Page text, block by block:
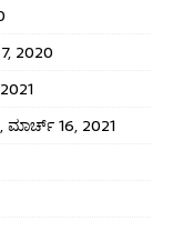
2020
16, 2021